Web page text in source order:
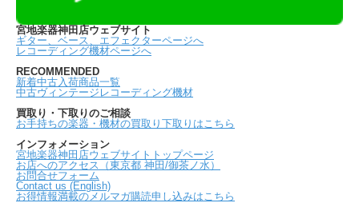
宮地楽器神田店ウェブサイト
ギター、ベース、エフェクターページへ
レコーディング機材ページへ
RECOMMENDED
新着中古入荷商品一覧
中古ヴィンテージレコーディング機材
買取り・下取りのご相談
お手持ちの楽器・機材の買取り下取りはこちら
インフォメーション
宮地楽器神田店ウェブサイトトップページ
お店へのアクセス（東京都 神田/御茶ノ水）
お問合せフォーム
Contact us (English)
お得情報満載のメルマガ購読申し込みはこちら